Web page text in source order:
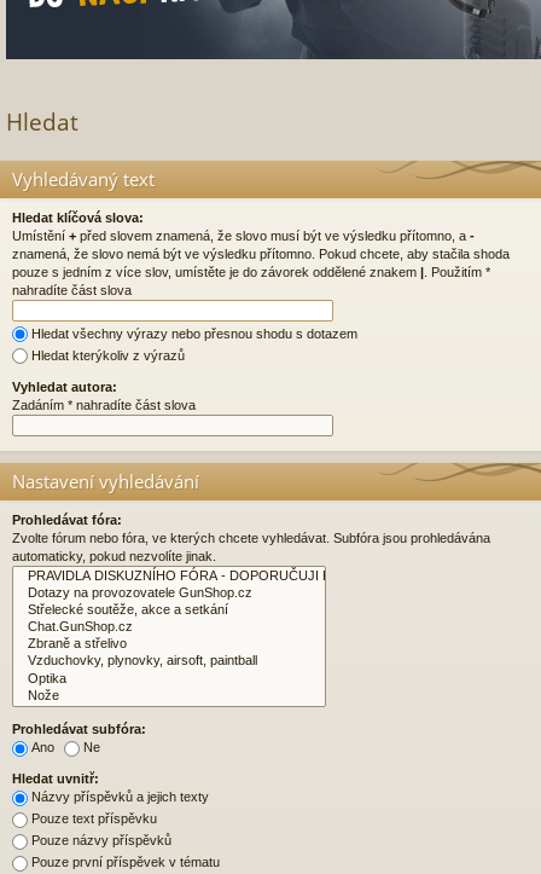
Hledat
Vyhledávaný text
Hledat klíčová slova:
Umístění + před slovem znamená, že slovo musí být ve výsledku přítomno, a -
znamená, že slovo nemá být ve výsledku přítomno. Pokud chcete, aby stačila shoda
pouze s jedním z více slov, umístěte je do závorek oddělené znakem | . Použitím *
nahradíte část slova
Hledat všechny výrazy nebo přesnou shodu s dotazem
Hledat kterýkoliv z výrazů
Vyhledat autora:
Zadáním * nahradíte část slova
Nastavení vyhledávání
Prohledávat fóra:
Zvolte fórum nebo fóra, ve kterých chcete vyhledávat. Subfóra jsou prohledávána
automaticky, pokud nezvolíte jinak.
Prohledávat subfóra:
Ano
Ne
Hledat uvnitř:
Názvy příspěvků a jejich texty
Pouze text příspěvku
Pouze názvy příspěvků
Pouze první příspěvek v tématu